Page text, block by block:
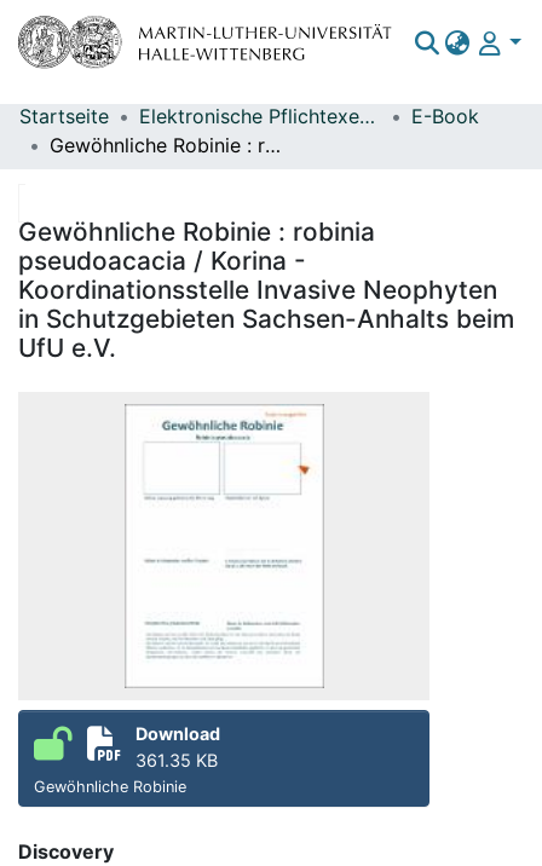
Bereiche & Sammlungen
Statistiken
Startseite Elektronische Pflichtexemplare
E-Book
Gewöhnliche Robinie : robinia pseudoacacia / Korina - Koordinationsstelle Invasive Neophyten in Schutzgebieten Sachsen-Anhalts beim UfU e.V.
Gewöhnliche Robinie : robinia
pseudoacacia / Korina -
Koordinationsstelle Invasive Neophyten
in Schutzgebieten Sachsen-Anhalts beim
UfU e.V.
Download
361.35 KB
Gewöhnliche Robinie
Discovery